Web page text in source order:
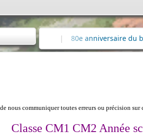
80e anniversaire du
nous communiquer toutes erreurs ou précision
Classe CM1 CM2 Année